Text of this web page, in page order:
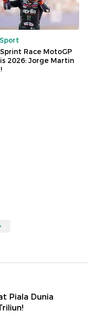
Race MotoGP
2026: Jorge Martin
Piala Dunia